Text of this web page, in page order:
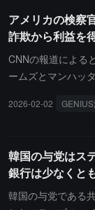
済的利益、特に国
た。以前、ロシア
ーを設け、最初に
るA7A5安定コイ
定した暗号通貨の
ther（USDT）と
ブルコイン発行者
ることができる一
摘しています。ニ
与防止、マネーロ
性資産で全額準備
える発行者には年
し、ニューヨーク
アメリカの検察
詐欺から利益を
CNNの報道による
ームズとマンハッ
ルコイン規制法案
述べました。検事
に銀行のような準
資金を被害者に返
2026-02-02
韓国の与党はス
銀行は少なくと
韓国の与党である